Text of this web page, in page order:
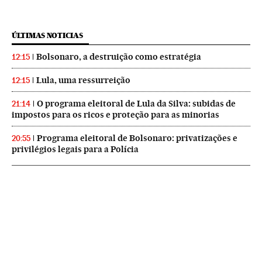
ÚLTIMAS NOTICIAS
12:15 Bolsonaro, a destruição como estratégia
12:15 Lula, uma ressurreição
21:14
O programa eleitoral de Lula da Silva: subidas de
impostos para os ricos e proteção para as minorias
20:55
Programa eleitoral de Bolsonaro: privatizações e
privilégios legais para a Polícia